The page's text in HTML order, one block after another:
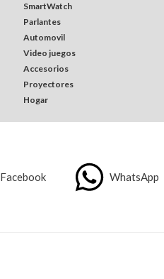
SmartWatch
Parlantes
Automovil
Video juegos
Accesorios
Proyectores
Hogar
Facebook WhatsApp